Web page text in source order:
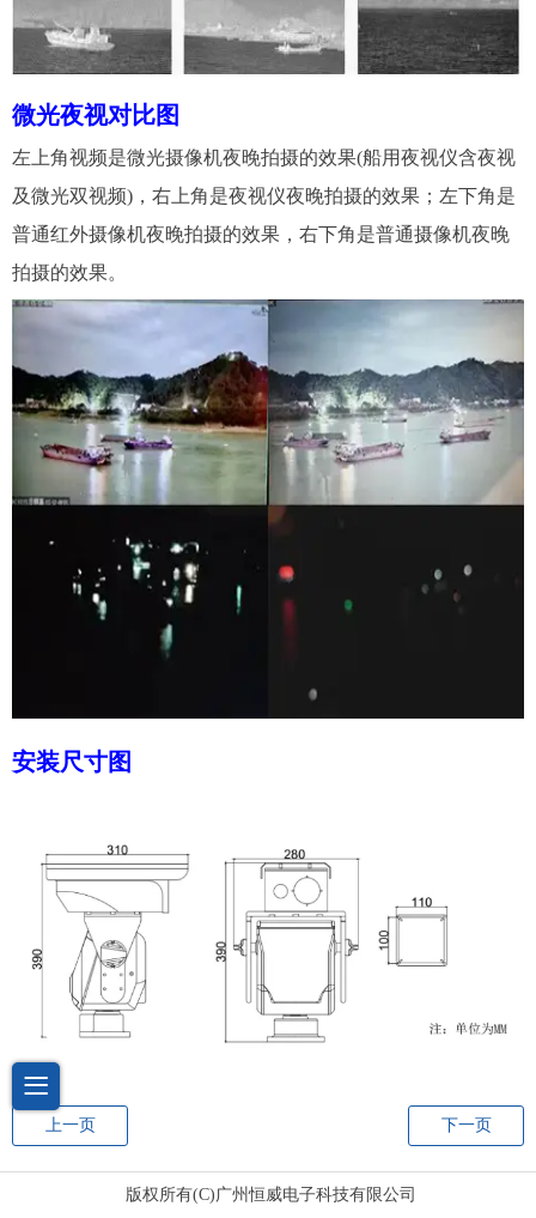
微光夜视对比图
左上角视频是微光摄像机夜晚拍摄的效果(船用夜视仪含夜视
及微光双视频)，右上角是夜视仪夜晚拍摄的效果；左下角是
普通红外摄像机夜晚拍摄的效果，右下角是普通摄像机夜晚
拍摄的效果。
安装尺寸图
上一页 下一页
版权所有(C)广州恒威电子科技有限公司